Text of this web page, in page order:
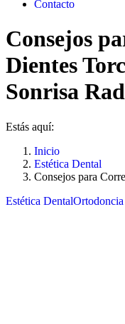
Contacto
Consejos
Dientes
Sonrisa
Estás aquí:
Inicio
Estética Dental
Consejos para
Estética Dental